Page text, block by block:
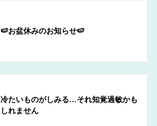
🍉お盆休みのお知らせ🍉
冷たいものがしみる…それ知覚過敏かも
しれません